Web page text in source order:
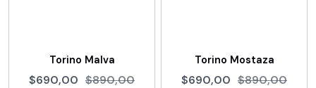
Torino Malva
$690,00 $890,00
Torino Mostaza
$690,00 $890,00